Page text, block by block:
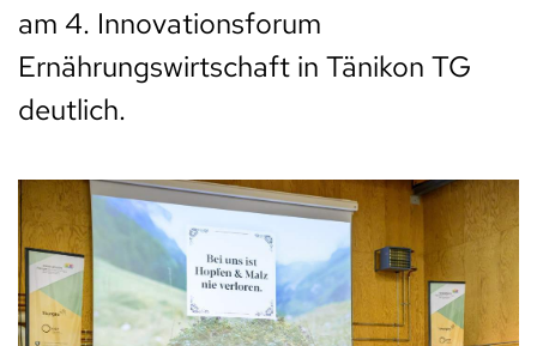
am 4. Innovationsforum
Ernährungswirtschaft in Tänikon TG
deutlich.